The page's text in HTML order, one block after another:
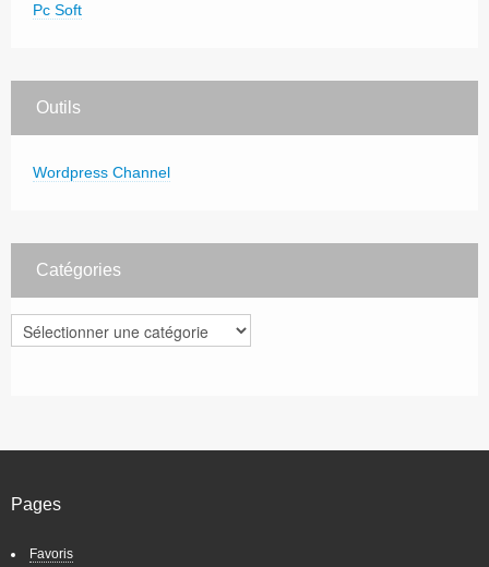
Pc Soft
Outils
Wordpress Channel
Catégories
Catégories
Pages
Favoris